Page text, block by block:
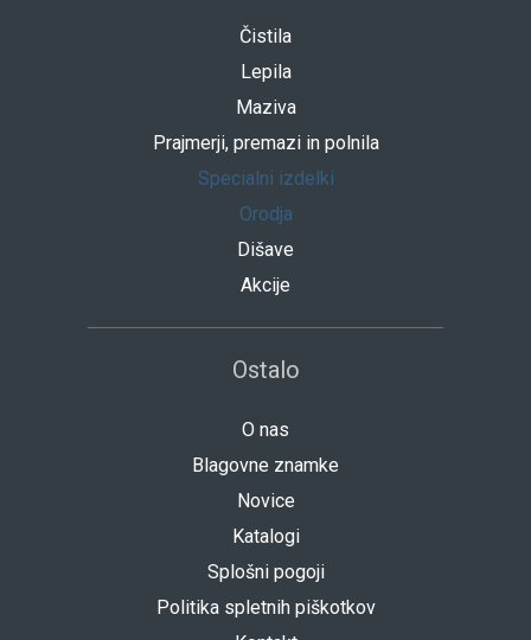
Čistila
Lepila
Maziva
Prajmerji, premazi in polnila
Specialni izdelki
Orodja
Dišave
Akcije
Ostalo
O nas
Blagovne znamke
Novice
Katalogi
Splošni pogoji
Politika spletnih piškotkov